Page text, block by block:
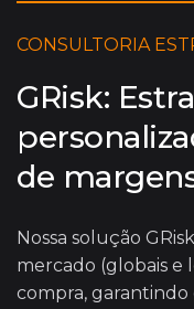
CONSULTORIA
GRisk:
de
Nossa solução
mercado (globais e
compra,